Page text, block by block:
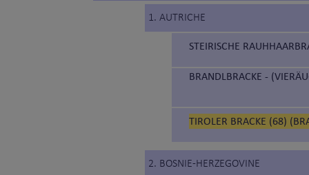
1. AUTRICHE
STEIRISCHE
BRANDLBRACKE -
TIROLER BRACKE (68)
2. BOSNIE-HERZEGOVINE